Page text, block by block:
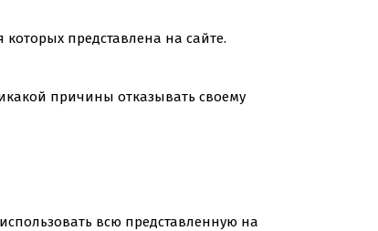
представлена на сайте.
причины отказывать своему
всю представленную на